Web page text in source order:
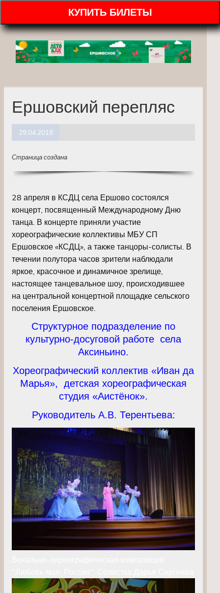
КУПИТЬ БИЛЕТЫ
Ершовский перепляс
29.04.2018
Страница создана
28 апреля в КСДЦ села Ершово состоялся
концерт, посвященный Международному Дню
танца. В концерте приняли участие
хореографические коллективы МБУ СП
Ершовское «КСДЦ», а также танцоры-солисты. В
течении полутора часов зрители наблюдали
яркое, красочное и динамичное зрелище,
настоящее танцевальное шоу, происходившее
на центральной концертной площадке сельского
поселения Ершовское.
Структурное подразделение по
культурно-досуговой работе села
Аксиньино.
Хореографический коллектив «Иван да
Марья», детская хореографическая
студия «Аистёнок».
Руководитель А.В. Терентьева: